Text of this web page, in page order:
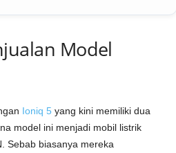
Model
Ioniq 5 yang kini memiliki dua
model ini menjadi mobil listrik
Sebab biasanya mereka